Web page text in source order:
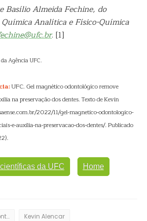
Basílio Almeida Fechine, do
Analítica e Físico-Química
. [1]
Agência UFC.
UFC. Gel magnético odontológico remove
na preservação dos dentes. Texto de Kevin
2022/11/gel-magnetico-odontologico-
e-auxilia-na-preservacao-dos-dentes/. Publicado
da UFC Home
Gel magnético odontológico Kevin Alencar